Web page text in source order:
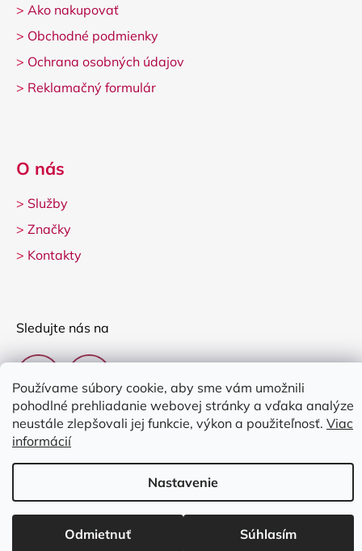
Používame súbory cookie, aby sme vám umožnili
pohodlné prehliadanie webovej stránky a vďaka analýze
neustále zlepšovali jej funkcie, výkon a použiteľnosť. Viac
informácií
Nastavenie
Odmietnuť Súhlasím
> Ako nakupovať
> Obchodné podmienky
> Ochrana osobných údajov
> Reklamačný formulár
O nás
> Služby
> Značky
> Kontakty
Sledujte nás na